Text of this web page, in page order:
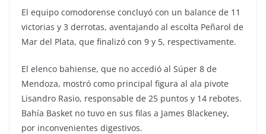
El equipo comodorense concluyó con un balance de 11
victorias y 3 derrotas, aventajando al escolta Peñarol de
Mar del Plata, que finalizó con 9 y 5, respectivamente.
El elenco bahiense, que no accedió al Súper 8 de
Mendoza, mostró como principal figura al ala pivote
Lisandro Rasio, responsable de 25 puntos y 14 rebotes.
Bahía Basket no tuvo en sus filas a James Blackeney,
por inconvenientes digestivos.